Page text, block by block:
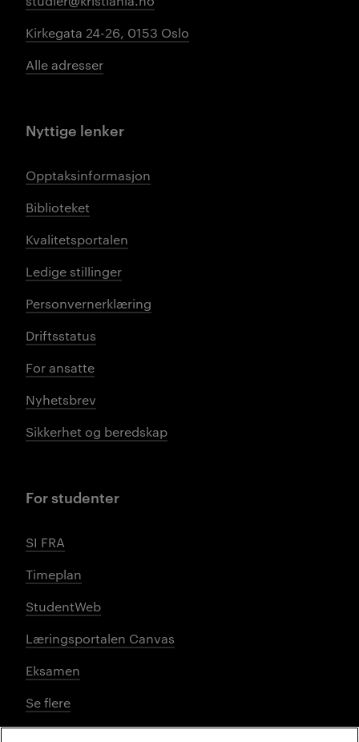
Kirkegata 24-26, 0153 Oslo
Alle adresser
Nyttige lenker
Opptaksinformasjon
Biblioteket
Kvalitetsportalen
Ledige stillinger
Personvernerklæring
Driftsstatus
For ansatte
Nyhetsbrev
Sikkerhet og beredskap
For studenter
SI FRA
Timeplan
StudentWeb
Læringsportalen Canvas
Eksamen
Se flere